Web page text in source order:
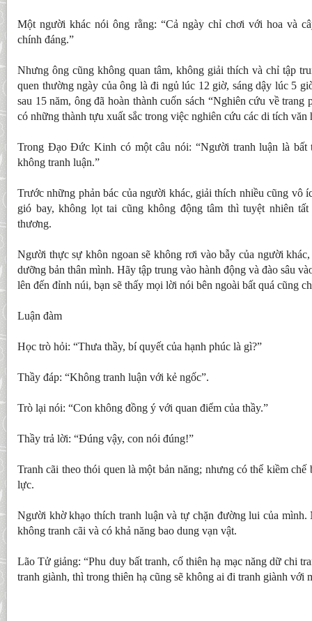
Một người khác nói ông rằng: “Cả ngày chỉ chơi với hoa và
chính đáng.”
Nhưng ông cũng không quan tâm, không giải thích và chỉ tập
quen thường ngày của ông là đi ngủ lúc 12 giờ, sáng dậy lúc 5
sau 15 năm, ông đã hoàn thành cuốn sách “Nghiên cứu về trang
có những thành tựu xuất sắc trong việc nghiên cứu các di tích văn
Trong Đạo Đức Kinh có một câu nói: “Người tranh luận là bất
không tranh luận.”
Trước những phản bác của người khác, giải thích nhiều cũng vô
gió bay, không lọt tai cũng không động tâm thì tuyệt nhiên
thương.
Người thực sự khôn ngoan sẽ không rơi vào bẫy của người
dưỡng bản thân mình. Hãy tập trung vào hành động và đào sâu
lên đến đỉnh núi, bạn sẽ thấy mọi lời nói bên ngoài bất quá cũng
Luận đàm
Học trò hỏi: “Thưa thầy, bí quyết của hạnh phúc là gì?”
Thầy đáp: “Không tranh luận với kẻ ngốc”.
Trò lại nói: “Con không đồng ý với quan điểm của thầy.”
Thầy trả lời: “Đúng vậy, con nói đúng!”
Tranh cãi theo thói quen là một bản năng; nhưng có thể kiềm chế
lực.
Người khờ khạo thích tranh luận và tự chặn đường lui của
không tranh cãi và có khả năng bao dung vạn vật.
Lão Tử giảng: “Phu duy bất tranh, cố thiên hạ mạc năng dữ chi
tranh giành, thì trong thiên hạ cũng sẽ không ai đi tranh giành với